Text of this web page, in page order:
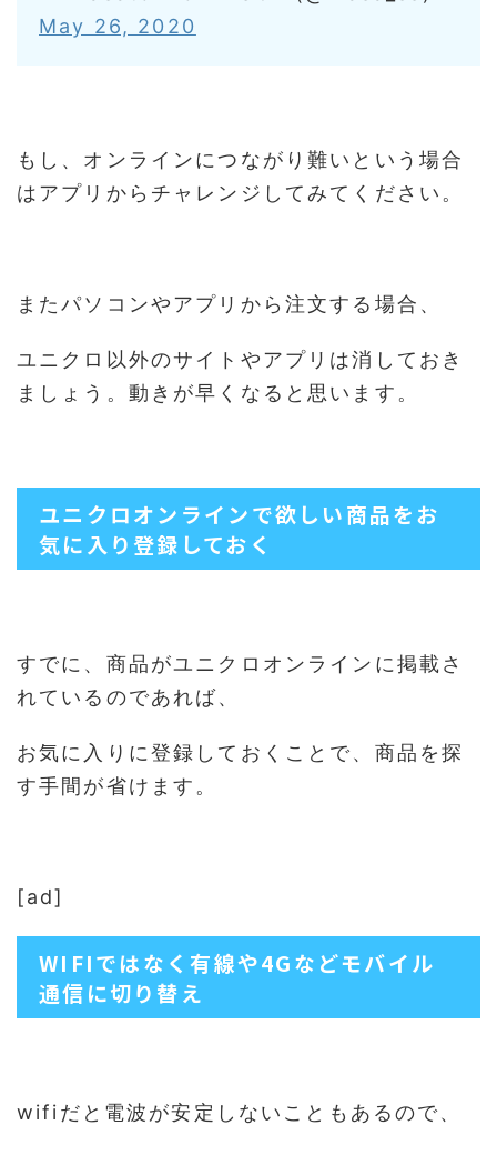
May 26, 2020
もし、オンラインにつながり難いという場合
はアプリからチャレンジしてみてください。
またパソコンやアプリから注文する場合、
ユニクロ以外のサイトやアプリは消しておき
ましょう。動きが早くなると思います。
ユニクロオンラインで欲しい商品をお
気に入り登録しておく
すでに、商品がユニクロオンラインに掲載さ
れているのであれば、
お気に入りに登録しておくことで、商品を探
す手間が省けます。
[ad]
WIFIではなく有線や4Gなどモバイル
通信に切り替え
wifiだと電波が安定しないこともあるので、